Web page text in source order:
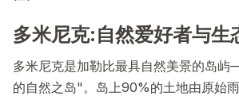
多米尼克:自然爱好者与生
多米尼克是加勒比最具自然美景的岛
的自然之岛"。岛上90%的土地由原始